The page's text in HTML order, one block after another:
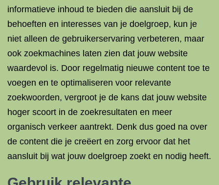
informatieve inhoud te bieden die aansluit bij de
behoeften en interesses van je doelgroep, kun je
niet alleen de gebruikerservaring verbeteren, maar
ook zoekmachines laten zien dat jouw website
waardevol is. Door regelmatig nieuwe content toe te
voegen en te optimaliseren voor relevante
zoekwoorden, vergroot je de kans dat jouw website
hoger scoort in de zoekresultaten en meer
organisch verkeer aantrekt. Denk dus goed na over
de content die je creëert en zorg ervoor dat het
aansluit bij wat jouw doelgroep zoekt en nodig heeft.